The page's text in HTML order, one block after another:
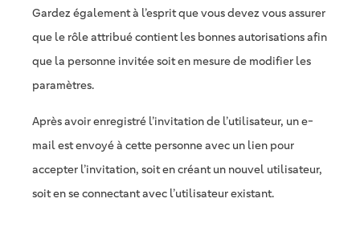
Gardez également à l’esprit que vous devez vous assurer
que le rôle attribué contient les bonnes autorisations afin
que la personne invitée soit en mesure de modifier les
paramètres.
Après avoir enregistré l’invitation de l’utilisateur, un e-
mail est envoyé à cette personne avec un lien pour
accepter l’invitation, soit en créant un nouvel utilisateur,
soit en se connectant avec l’utilisateur existant.